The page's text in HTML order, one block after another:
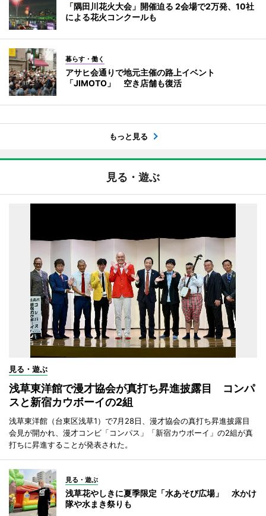
「隅田川花火大会」開催迫る 2会場で2万発、10社
による花火コンクールも
暮らす・働く
アサヒ会通りで地元主催の路上イベント
「JIMOTO」 空き店舗も復活
もっと見る
見る・遊ぶ
見る・遊ぶ
浅草東洋館で漫才協会が真打ち昇進披露目 コンパ
スと新宿カウボーイの2組
浅草東洋館（台東区浅草1）で7月28日、漫才協会の真打ち昇進披露目
会見が開かれ、漫才コンビ「コンパス」「新宿カウボーイ」の2組が真
打ちに昇進することが発表された。
見る・遊ぶ
浅草花やしきに夏季限定「水あそび広場」 水かけ
隊や水まき祭りも